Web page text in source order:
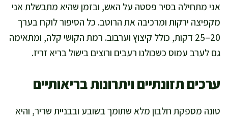
אני מתחילה בסיר פסטה על האש, ובזמן שהיא מתבשלת אני
מקפיצה ירקות ומרכיבה את הרוטב. כל הסיפור לוקח בערך
20–25 דקות, כולל קיצוץ וערבוב. רמת הקושי קלה, ומתאימה
גם לערב עמוס כשכולנו רעבים ורוצים בישול בריא זריז.
ערכים תזונתיים ויתרונות בריאותיים
טונה מספקת חלבון מלא שתומך בשובע ובבניית שריר, והיא